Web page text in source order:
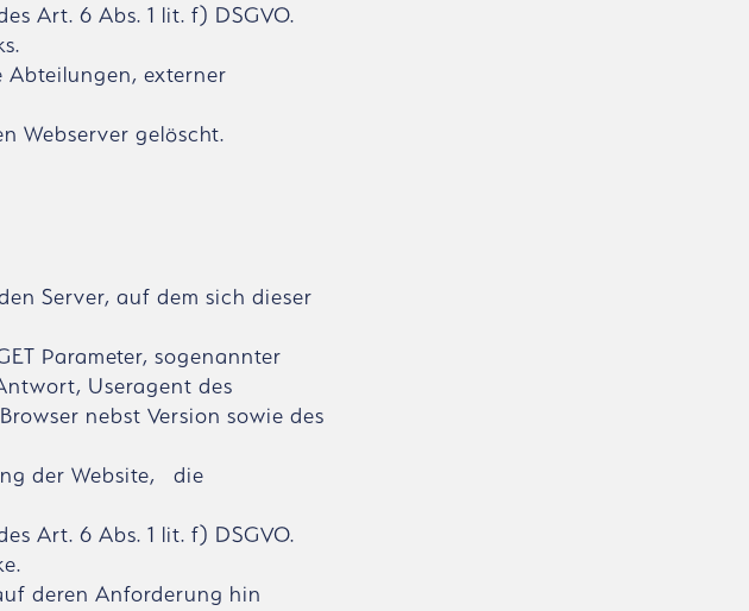
Art. 6 Abs. 1 lit. f) DSGVO.
Abteilungen, externer
Webserver gelöscht.
Server, auf dem sich dieser
Parameter, sogenannter
Useragent des
nebst Version sowie des
der Website, die
Art. 6 Abs. 1 lit. f) DSGVO.
deren Anforderung hin